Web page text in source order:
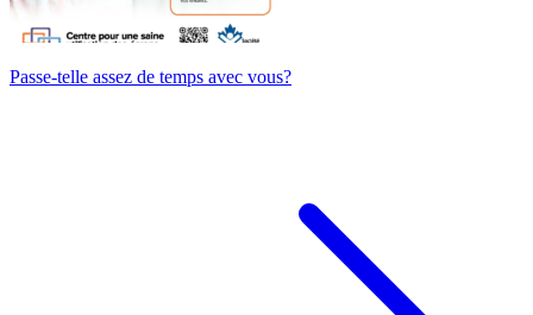
Passe-telle assez de temps avec vous?